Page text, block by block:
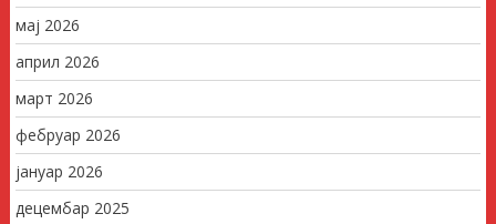
мај 2026
април 2026
март 2026
фебруар 2026
јануар 2026
децембар 2025